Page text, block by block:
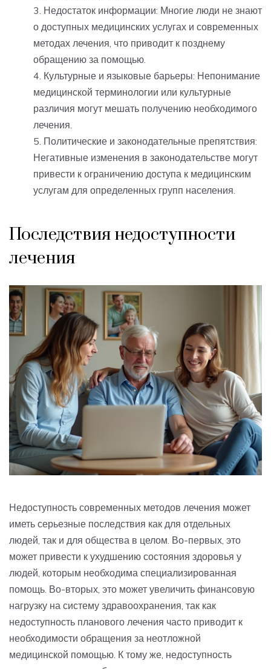
Недостаток информации: Многие люди не знают
о доступных медицинских услугах и современных
методах лечения, что приводит к позднему
обращению за помощью.
Культурные и языковые барьеры: Непонимание
медицинской терминологии или культурные
различия могут мешать получению необходимого
лечения.
Политические и законодательные препятствия:
Негативные изменения в законодательстве могут
привести к ограничению доступа к медицинским
услугам для определенных групп населения.
Последствия недоступности
лечения
Недоступность современных методов лечения может
иметь серьезные последствия как для отдельных
людей, так и для общества в целом. Во-первых, это
может привести к ухудшению состояния здоровья у
людей, которым необходима специализированная
помощь. Во-вторых, это может увеличить финансовую
нагрузку на систему здравоохранения, так как
недоступность планового лечения часто приводит к
необходимости обращения за неотложной
медицинской помощью. К тому же, недоступность